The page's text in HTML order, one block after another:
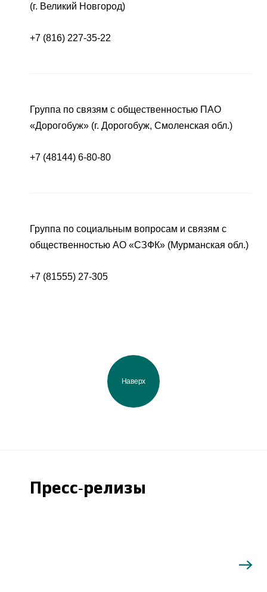
(г. Великий Новгород)
+7 (816) 227-35-22
Группа по связям с общественностью ПАО
«Дорогобуж» (г. Дорогобуж, Смоленская обл.)
+7 (48144) 6-80-80
Группа по социальным вопросам и связям с
общественностью АО «СЗФК» (Мурманская обл.)
+7 (81555) 27-305
Наверх
Пресс-релизы